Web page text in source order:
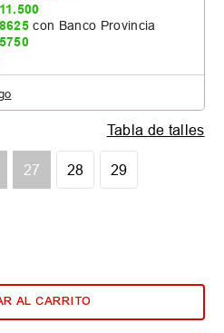
11.500
8625 con Banco Provincia
5750
27 28 29
Tabla de talles
AL CARRITO